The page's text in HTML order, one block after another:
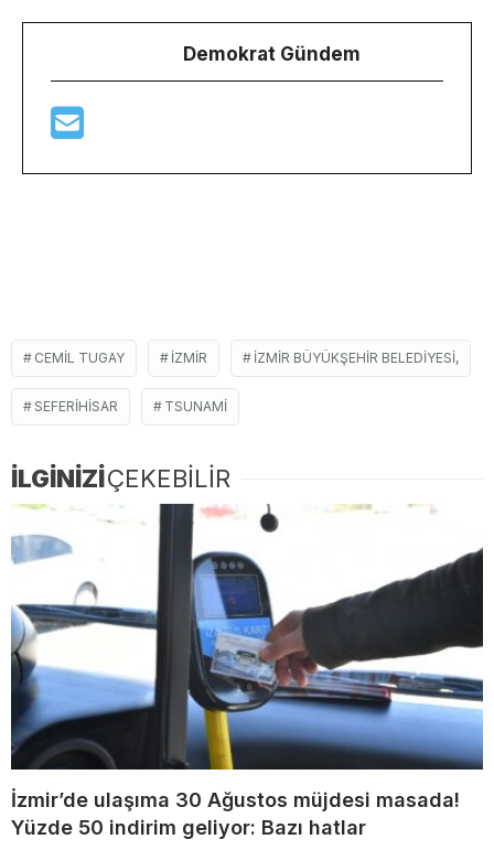
Demokrat Gündem
CEMIL TUGAY İZMIR İZMIR BÜYÜKŞEHIR BELEDIYESI,
SEFERIHISAR TSUNAMI
İLGİNİZİÇEKEBİLİR
İzmir’de ulaşıma 30 Ağustos müjdesi masada!
Yüzde 50 indirim geliyor: Bazı hatlar